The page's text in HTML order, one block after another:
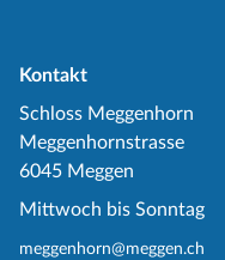
Kontakt
Schloss Meggenhorn
Meggenhornstrasse
6045 Meggen
Mittwoch bis Sonntag
meggenhorn@meggen.ch